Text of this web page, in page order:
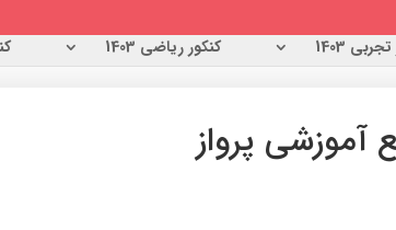
1403 کنکور ریاضی 1403
آموزشی پرواز